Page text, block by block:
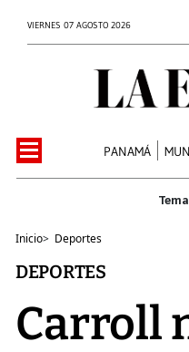
VIERNES 07 AGOSTO 2026
PANAMÁ
Inicio> Deportes
DEPORTES
Carroll